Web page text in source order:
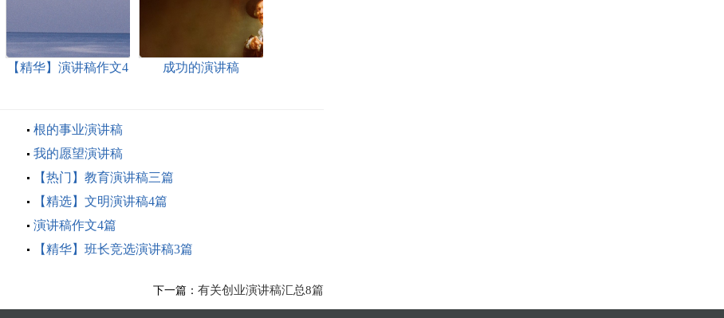
【精华】演讲稿作文4
成功的演讲稿
根的事业演讲稿
我的愿望演讲稿
【热门】教育演讲稿三篇
【精选】文明演讲稿4篇
演讲稿作文4篇
【精华】班长竞选演讲稿3篇
下一篇： 有关创业演讲稿汇总8篇